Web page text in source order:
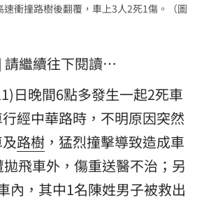
衝撞路樹後翻覆，車上3人2死1傷。（圖
請繼續往下閱讀…
日晚間6點多發生一起2死車
行經中華路時，不明原因突然
路樹 ，猛烈撞擊導致造成車
飛車外，傷重送醫不治；另
內，其中1名陳姓男子被救出